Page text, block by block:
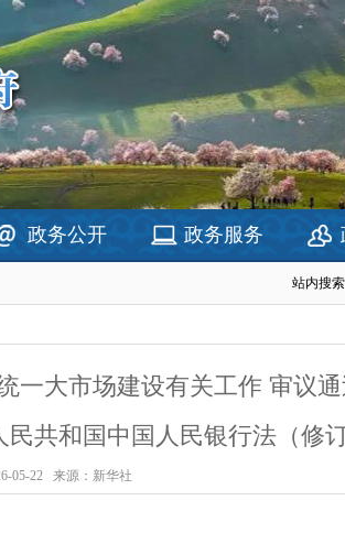
政务公开 政务服务
站内搜索
一大市场建设有关工作 审议
共和国中国人民银行法（修
05-22 来源：新华社